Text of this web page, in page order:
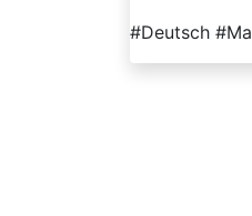
#Deutsch